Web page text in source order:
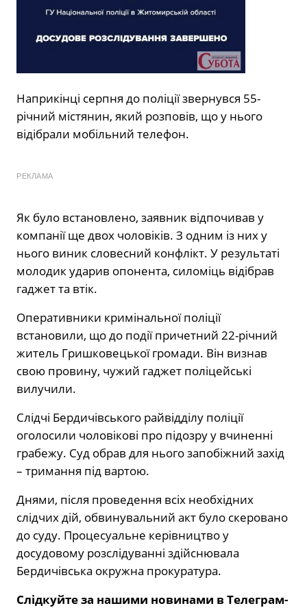
Наприкінці серпня до поліції звернувся 55-
річний містянин, який розповів, що у нього
відібрали мобільний телефон.
РЕКЛАМА
Як було встановлено, заявник відпочивав у
компанії ще двох чоловіків. З одним із них у
нього виник словесний конфлікт. У результаті
молодик ударив опонента, силоміць відібрав
гаджет та втік.
Оперативники кримінальної поліції
встановили, що до події причетний 22-річний
житель Гришковецької громади. Він визнав
свою провину, чужий гаджет поліцейські
вилучили.
Слідчі Бердичівського райвідділу поліції
оголосили чоловікові про підозру у вчиненні
грабежу. Суд обрав для нього запобіжний захід
– тримання під вартою.
Днями, після проведення всіх необхідних
слідчих дій, обвинувальний акт було скеровано
до суду. Процесуальне керівництво у
досудовому розслідуванні здійснювала
Бердичівська окружна прокуратура.
Слідкуйте за нашими новинами в Телеграм-